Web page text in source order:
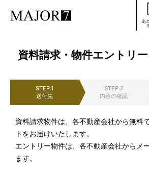
あ
資料請求・物件エントリー
STEP.1
送付先
STEP.2
内容の確認
資料請求物件は、各不動産会社から無料
トをお届けいたします。
エントリー物件は、各不動産会社からメ
ます。